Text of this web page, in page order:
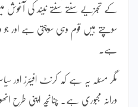
کے تجزیے سنتے سنتے نیند کی آغوش
سوچتے ہیں قوم وہی سوچتی ہے اور جو
ہے۔
مگر مسئلہ یہ ہے کہ کرنٹ افیئرز اور
ورانہ مجبوری ہے۔ چنانچہ اپنی طرح